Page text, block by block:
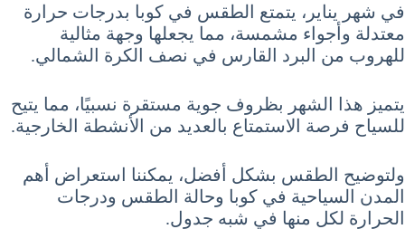
في شهر يناير، يتمتع الطقس في كوبا بدرجات حرارة
معتدلة وأجواء مشمسة، مما يجعلها وجهة مثالية
للهروب من البرد القارس في نصف الكرة الشمالي.
يتميز هذا الشهر بظروف جوية مستقرة نسبيًا، مما يتيح
للسياح فرصة الاستمتاع بالعديد من الأنشطة الخارجية.
ولتوضيح الطقس بشكل أفضل، يمكننا استعراض أهم
المدن السياحية في كوبا وحالة الطقس ودرجات
الحرارة لكل منها في شبه جدول.